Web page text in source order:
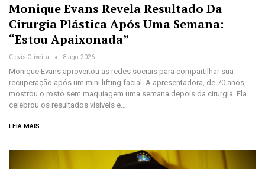
Monique Evans Revela Resultado Da
Cirurgia Plástica Após Uma Semana:
“Estou Apaixonada”
Clevis Oliveira 8 ago, 2026
Monique Evans aproveitou as redes sociais para compartilhar sua
recuperação após um mini lifting facial. A apresentadora, de 70 anos,
mostrou o rosto sem maquiagem uma semana depois da cirurgia. Ela
celebrou os resultados visíveis e…
LEIA MAIS...